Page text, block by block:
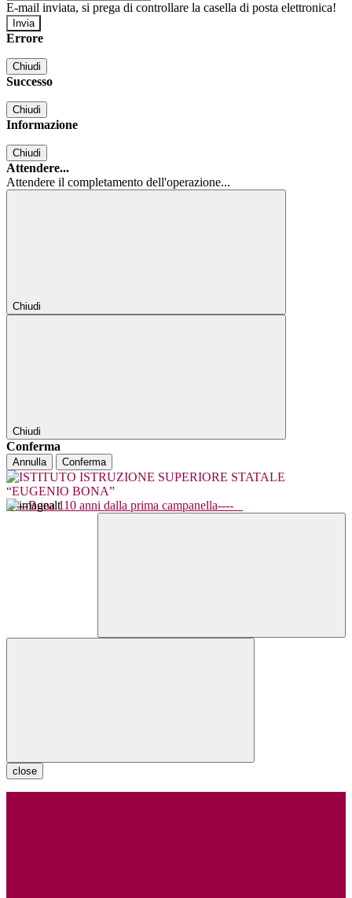
E-mail inviata, si prega di controllare la casella di posta elettronica!
Errore
Chiudi
Successo
Chiudi
Informazione
Chiudi
Attendere...
Attendere il completamento dell'operazione...
Chiudi
Chiudi
Conferma
Annulla Conferma
----Bona 110 anni dalla prima campanella----
close